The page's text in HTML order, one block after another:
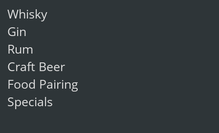
Whisky
Gin
Rum
Craft Beer
Food Pairing
Specials